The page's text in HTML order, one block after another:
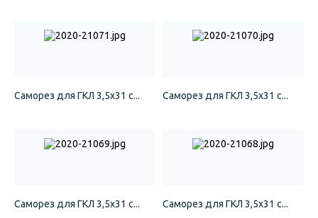
Саморез для ГКЛ 3,5х31 с... Саморез для ГКЛ 3,5х31 с...
Саморез для ГКЛ 3,5х31 с... Саморез для ГКЛ 3,5х31 с...